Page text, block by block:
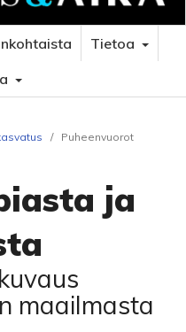
Tietoa
/ Puheenvuorot
ja
maailmasta